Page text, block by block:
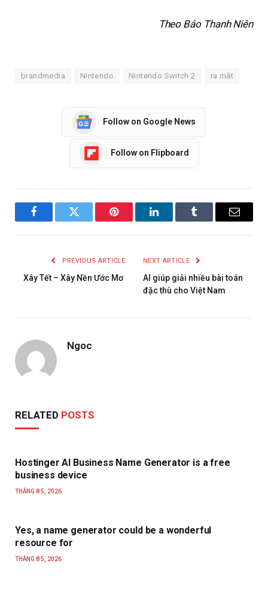
Theo Báo Thanh Niên
brandmedia Nintendo Nintendo Switch 2 ra mắt
Follow on Google News
Follow on Flipboard
FacebookTwitter Pinterest LinkedInTumblr Email
PREVIOUS ARTICLE
Xây Tết – Xây Nền Ước Mơ
NEXT ARTICLE
AI giúp giải nhiều bài toán
đặc thù cho Việt Nam
Ngoc
RELATED POSTS
Hostinger AI Business Name Generator is a free
business device
THÁNG 8 5, 2026
Yes, a name generator could be a wonderful
resource for
THÁNG 8 5, 2026